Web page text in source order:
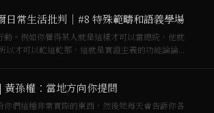
那你就會…
日常生活批判｜#8 特殊範疇和語義學場
動。例如你覺得某人就是這樣才可以當總統，他就
以才可以乾這乾那，這就是實證主義的功能論論
跟動手的，這一切都很…
黃孫權：當地方向你提問
你們這種非常實際的東西，然後她每天會告訴你各